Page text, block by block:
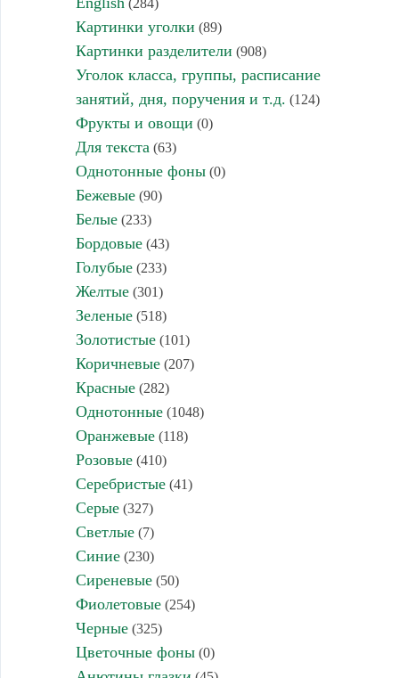
(284)
Картинки уголки (89)
Картинки разделители (908)
Уголок класса, группы, расписание
занятий, дня, поручения и т.д. (124)
Фрукты и овощи (0)
Для текста (63)
Однотонные фоны(0)
Бежевые(90)
Белые(233)
Бордовые(43)
Голубые(233)
Желтые(301)
Зеленые(518)
Золотистые(101)
Коричневые(207)
Красные(282)
Однотонные(1048)
Оранжевые(118)
Розовые(410)
Серебристые(41)
Серые(327)
Светлые(7)
Синие(230)
Сиреневые(50)
Фиолетовые(254)
Черные(325)
Цветочные фоны(0)